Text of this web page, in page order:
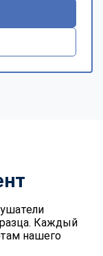
Каждый
нашего